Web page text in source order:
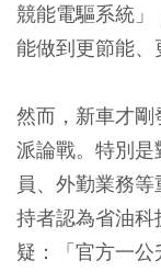
競能電驅系統
能做到更節能、
然而，新車才
派論戰。特別
員、外勤業務
持者認為省油
疑：「官方一